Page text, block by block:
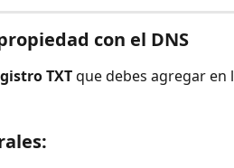
con el DNS
TXT que debes agregar en